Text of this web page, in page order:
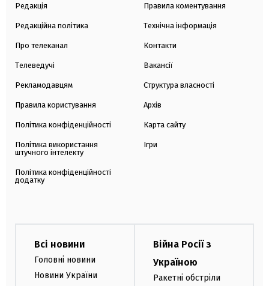
Редакція
Редакційна політика
Про телеканал
Телеведучі
Рекламодавцям
Правила користування
Політика конфіденційності
Політика використання
штучного інтелекту
Політика конфіденційності
додатку
Правила коментування
Технічна інформація
Контакти
Вакансії
Структура власності
Архів
Карта сайту
Ігри
Всі новини
Головні новини
Новини України
Війна Росії з
Україною
Ракетні обстріли